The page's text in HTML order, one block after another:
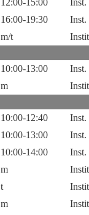
12:00-15:00
Inst.
16:00-19:30
Inst.
m/t
10:00-13:00
Inst.
m
10:00-12:40
Inst.
10:00-13:00
Inst.
10:00-14:00
Inst.
m
t
m